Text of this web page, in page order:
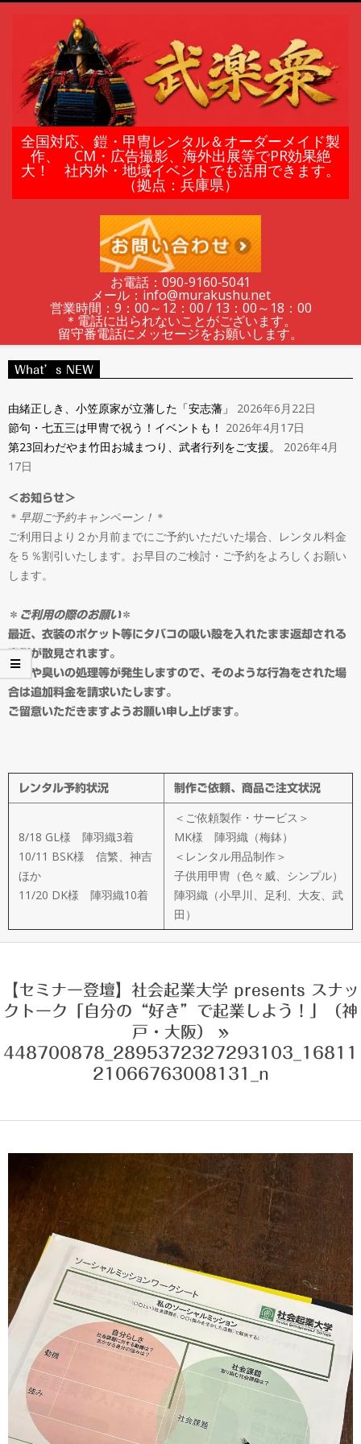
鎧
甲
レ
ン
タ
ル
＆
オ
ー
ダ
ー
メ
イ
ド
製
作
武
楽
衆
全国対応、鎧・甲冑レンタル＆オーダーメイド製
作、 CM・広告撮影、海外出展等でPR効果絶
大！ 社内外・地域イベントでも活用できます。
（拠点：兵庫県）
お電話：090-9160‐5041
メール：info@murakushu.net
営業時間：9：00～12：00 / 13：00～18：00
＊電話に出られないことがございます。
留守番電話にメッセージをお願いします。
Navigation
What’s NEW
由緒正しき、小笠原家が立藩した「安志藩」
2026年6月22日
節句・七五三は甲冑で祝う！イベントも！ 2026年4月17日
第23回わだやま竹田お城まつり、武者行列をご支援。
2026年4月
17日
＜お知らせ＞
＊ 早期ご予約キャンペーン！ ＊
ご利用日より２か月前までにご予約いただいた場合、レンタル料金
を５％割引いたします。お早目のご検討・ご予約をよろしくお願い
します。
＊ ご利用の際のお願い＊
最近、衣装のポケット等にタバコの吸い殻を入れたまま返却される
事例が散見されます。
ゴミや臭いの処理等が発生しますので、そのような行為をされた場
合は追加料金を請求いたします。
ご留意いただきますようお願い申し上げます。
レンタル予約状況 制作ご依頼、商品ご注文状況
8/18 GL様 陣羽織3着
10/11 BSK様 信繁、神吉
ほか
11/20 DK様 陣羽織10着
＜ご依頼製作・サービス＞
MK様 陣羽織（梅鉢）
＜レンタル用品制作＞
子供用甲冑（色々威、シンプル）
陣羽織（小早川、足利、大友、武
田）
【セミナー登壇】社会起業大学 presents スナッ
クトーク「自分の“好き”で起業しよう！」（神
戸・大阪） »
448700878_2895372327293103_16811
21066763008131_n